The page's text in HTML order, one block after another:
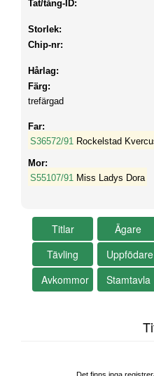
Tat/tång-ID:
Storlek:
Chip-nr:
Hårlag:
Färg:
trefärgad
Far:
S36572/91 Rockelstad
Mor:
S55107/91 Miss Ladys Dora